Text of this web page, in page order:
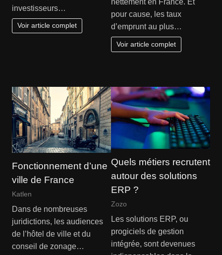
investisseurs…
Voir article complet
nettement en France. Et
pour cause, les taux
d’emprunt au plus…
Voir article complet
Fonctionnement d’une
ville de France
Katlen
Dans de nombreuses
juridictions, les audiences
de l’hôtel de ville et du
conseil de zonage…
Quels métiers recrutent
autour des solutions
ERP ?
Zozo
Les solutions ERP, ou
progiciels de gestion
intégrée, sont devenues